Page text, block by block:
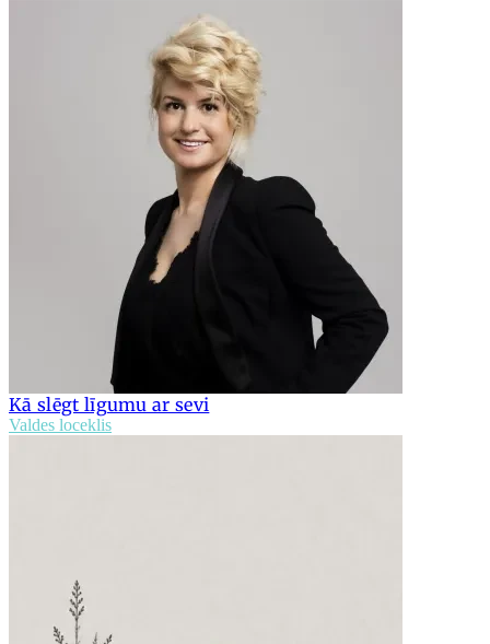
Kā slēgt līgumu ar sevi
Valdes loceklis